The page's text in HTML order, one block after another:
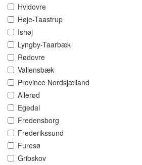
Hvidovre
Høje-Taastrup
Ishøj
Lyngby-Taarbæk
Rødovre
Vallensbæk
Province Nordsjælland
Allerød
Egedal
Fredensborg
Frederikssund
Furesø
Gribskov